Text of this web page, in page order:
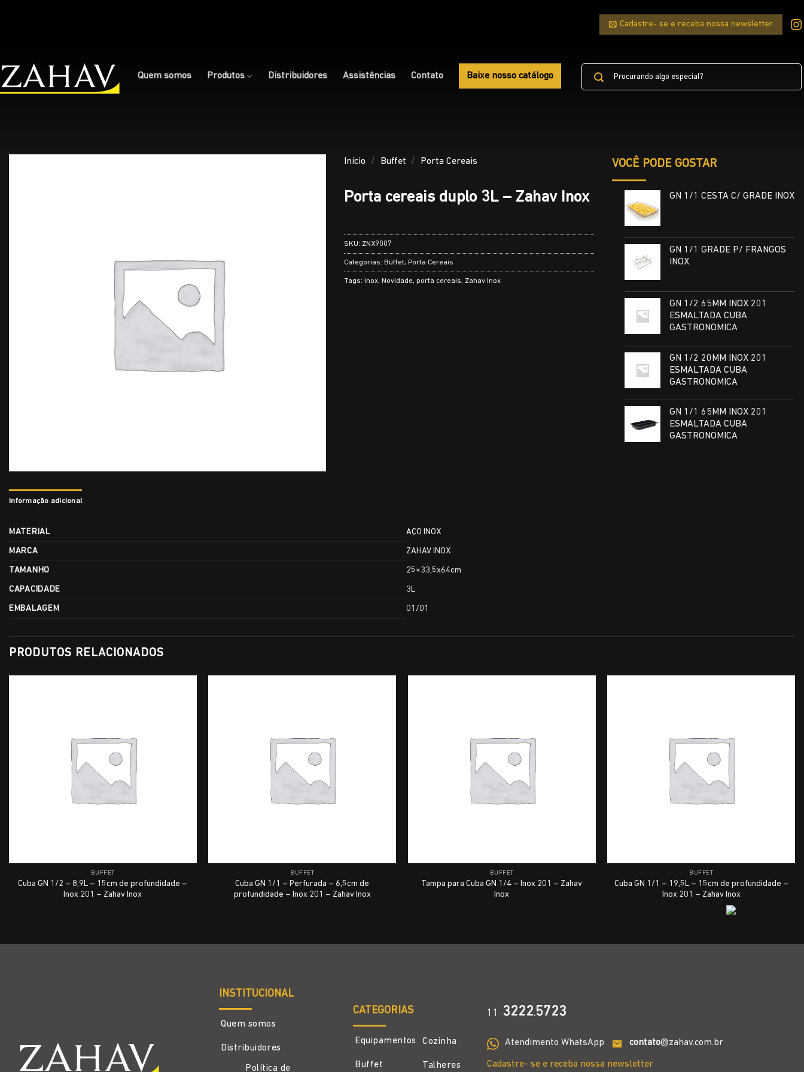
Cadastre- se e receba nossa newsletter
Quem somos Produtos Distribuidores Assistências Contato Baixe nosso catálogo
Pesquisar
Início / Buffet / Porta Cereais
Porta cereais duplo 3L – Zahav Inox
SKU: ZNX9007
Categorias: Buffet, Porta Cereais
Tags: inox, Novidade, porta cereais, Zahav Inox
VOCÊ PODE GOSTAR
GN 1/1 CESTA C/ GRADE INOX
GN 1/1 GRADE P/ FRANGOS
INOX
GN 1/2 65MM INOX 201
ESMALTADA CUBA
GASTRONOMICA
GN 1/2 20MM INOX 201
ESMALTADA CUBA
GASTRONOMICA
GN 1/1 65MM INOX 201
ESMALTADA CUBA
GASTRONOMICA
Informação adicional
MATERIAL AÇO INOX
MARCA ZAHAV INOX
TAMANHO 25×33,5x64cm
CAPACIDADE 3L
EMBALAGEM 01/01
PRODUTOS RELACIONADOS
BUFFET
Cuba GN 1/2 – 8,9L – 15cm de profundidade –
Inox 201 – Zahav Inox
BUFFET
Cuba GN 1/1 – Perfurada – 6,5cm de
profundidade – Inox 201 – Zahav Inox
BUFFET
Tampa para Cuba GN 1/4 – Inox 201 – Zahav
Inox
BUFFET
Cuba GN 1/1 – 19,5L – 15cm de profundidade –
Inox 201 – Zahav Inox
INSTITUCIONAL
Quem somos
Distribuidores
Política de
CATEGORIAS
Equipamentos
Buffet
Cozinha
Talheres
11 3222.5723
Atendimento WhatsApp contato@zahav.com.br
Cadastre- se e receba nossa newsletter